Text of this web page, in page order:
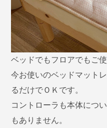
ベッドでもフロアでもご
今お使いのベッドマット
るだけでＯＫです。
コントローラも本体につ
もありません。